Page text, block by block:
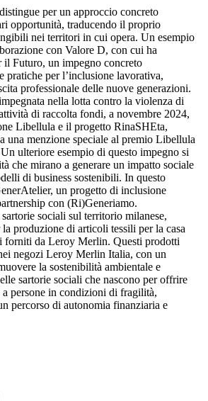
per un approccio concreto
opportunità, traducendo il proprio
nei territori in cui opera. Un esempio
con Valore D, con cui ha
il Futuro, un impegno concreto
pratiche per l’inclusione lavorativa,
professionale delle nuove generazioni.
nella lotta contro la violenza di
di raccolta fondi, a novembre 2024,
Libellula e il progetto RinaSHEta,
una menzione speciale al premio Libellula
ulteriore esempio di questo impegno si
che mirano a generare un impatto sociale
di business sostenibili. In questo
un progetto di inclusione
con (Ri)Generiamo.
sociali sul territorio milanese,
produzione di articoli tessili per la casa
forniti da Leroy Merlin. Questi prodotti
negozi Leroy Merlin Italia, con un
la sostenibilità ambientale e
sartorie sociali che nascono per offrire
persone in condizioni di fragilità,
percorso di autonomia finanziaria e